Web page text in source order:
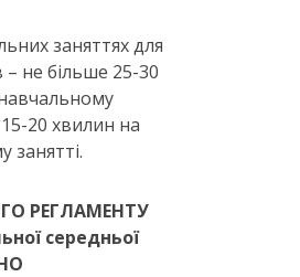
заняттях для
– не більше 25-30
20 хвилин на
занятті.
РЕГЛАМЕНТУ
середньої